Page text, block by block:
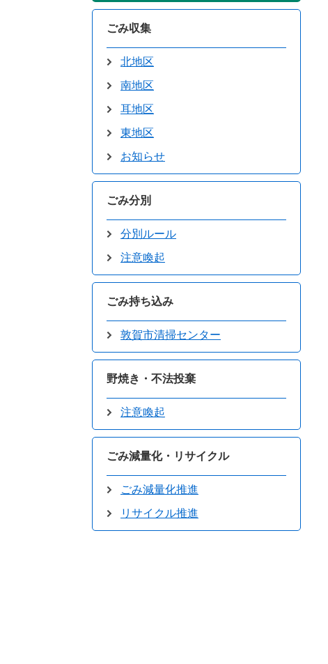
ごみ収集
北地区
南地区
耳地区
東地区
お知らせ
ごみ分別
分別ルール
注意喚起
ごみ持ち込み
敦賀市清掃センター
野焼き・不法投棄
注意喚起
ごみ減量化・リサイクル
ごみ減量化推進
リサイクル推進